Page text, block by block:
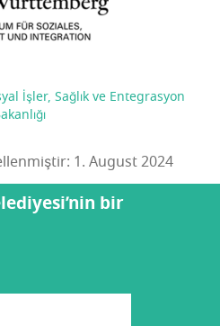
İşler, Sağlık ve Entegrasyon
1. August 2024
bir